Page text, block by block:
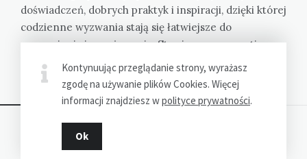
doświadczeń, dobrych praktyk i inspiracji, dzięki której
codzienne wyzwania stają się łatwiejsze do
zrozumienia i przeżywania. Stawiamy na empatię,
konkret i bliskość spraw ważnych dla każdego domu.
Bez oceniania, z troską i uwagą.
Dziękujemy za wizytę - Rodzinologia.pl © 2023
Kontynuując przeglądanie strony, wyrażasz
zgodę na używanie plików Cookies. Więcej
informacji znajdziesz wpolityce prywatności.
Ok